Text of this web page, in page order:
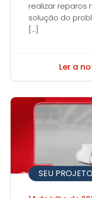
realizar reparos
solução do
[…]
Ler a
SEU